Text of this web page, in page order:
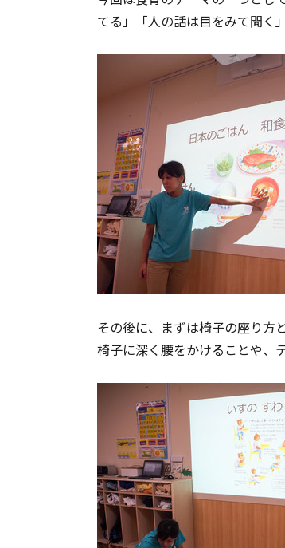
てる」「人の話は目をみて聞く
その後に、まずは椅子の座り方
椅子に深く腰をかけることや、